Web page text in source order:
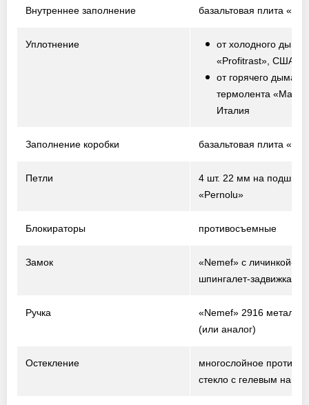
Внутреннее заполнение базальтовая плита
Уплотнение
от холодного дыма
«Profitrast», США
от горячего дыма –
термолента
Италия
Заполнение коробки базальтовая плита
Петли
4 шт. 22 мм на
«Pernolu»
Блокираторы противосъемные
Замок
«Nemef» с личинкой-
шпингалет-задвижка
Ручка
«Nemef» 2916 металл /
(или аналог)
Остекление
многослойное
стекло с гелевым